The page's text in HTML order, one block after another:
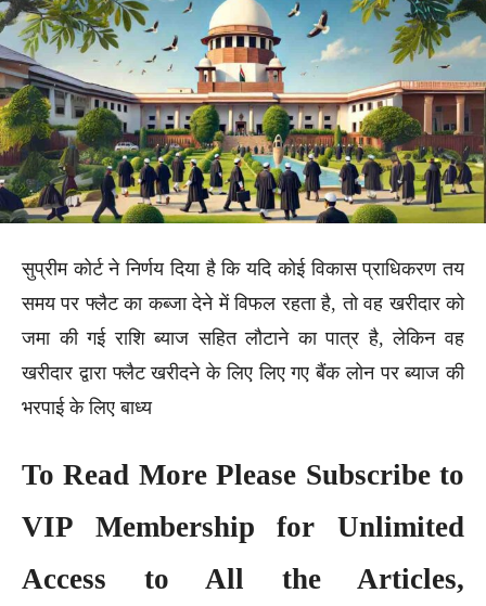
सुप्रीम कोर्ट ने निर्णय दिया है कि यदि कोई विकास प्राधिकरण तय
समय पर फ्लैट का कब्जा देने में विफल रहता है, तो वह खरीदार को
जमा की गई राशि ब्याज सहित लौटाने का पात्र है, लेकिन वह
खरीदार द्वारा फ्लैट खरीदने के लिए लिए गए बैंक लोन पर ब्याज की
भरपाई के लिए बाध्य
To Read More Please Subscribe to
VIP Membershipfor Unlimited
Access to All the Articles,